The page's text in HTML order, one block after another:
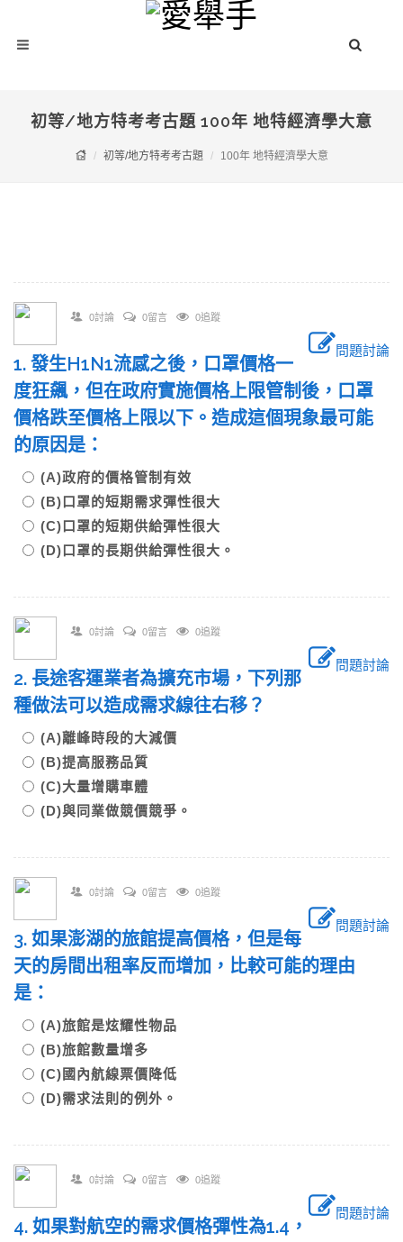
初等/地方特考考古題 100年 地特經濟學大意
初等/地方特考考古題 100年 地特經濟學大意
0討論 0留言 0追蹤
問題討論
1. 發生H1N1流感之後，口罩價格一
度狂飆，但在政府實施價格上限管制後，口罩
價格跌至價格上限以下。造成這個現象最可能
的原因是：
(A)政府的價格管制有效
(B)口罩的短期需求彈性很大
(C)口罩的短期供給彈性很大
(D)口罩的長期供給彈性很大。
0討論 0留言 0追蹤
問題討論
2. 長途客運業者為擴充市場，下列那
種做法可以造成需求線往右移？
(A)離峰時段的大減價
(B)提高服務品質
(C)大量增購車體
(D)與同業做競價競爭。
0討論 0留言 0追蹤
問題討論
3. 如果澎湖的旅館提高價格，但是每
天的房間出租率反而增加，比較可能的理由
是：
(A)旅館是炫耀性物品
(B)旅館數量增多
(C)國內航線票價降低
(D)需求法則的例外。
0討論 0留言 0追蹤
問題討論
4. 如果對航空的需求價格彈性為1.4，